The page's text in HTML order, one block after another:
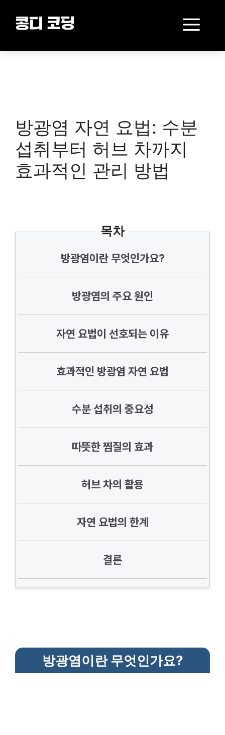
content콩디 코딩
방광염 자연 요법: 수분
섭취부터 허브 차까지
효과적인 관리 방법
목차
방광염이란 무엇인가요?
방광염의 주요 원인
자연 요법이 선호되는 이유
효과적인 방광염 자연 요법
수분 섭취의 중요성
따뜻한 찜질의 효과
허브 차의 활용
자연 요법의 한계
결론
방광염이란 무엇인가요?